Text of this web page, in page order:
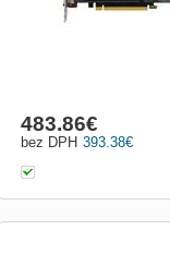
393.38€
bez DPH
483.86€